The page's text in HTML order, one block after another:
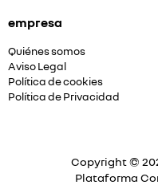
empresa
Quiénes somos
Aviso Legal
Política de cookies
Política de Privacidad
Copyright ©
Plataforma